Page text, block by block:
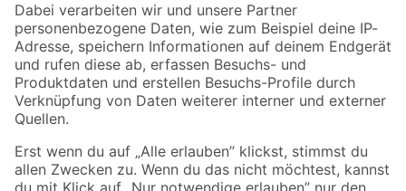
Zahlungsarten Versandarten
Sicher einkaufen